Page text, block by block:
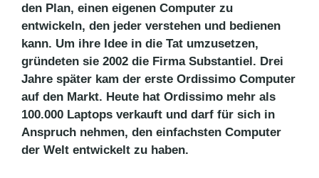
den Plan, einen eigenen Computer zu
entwickeln, den jeder verstehen und bedienen
kann. Um ihre Idee in die Tat umzusetzen,
gründeten sie 2002 die Firma Substantiel. Drei
Jahre später kam der erste Ordissimo Computer
auf den Markt. Heute hat Ordissimo mehr als
100.000 Laptops verkauft und darf für sich in
Anspruch nehmen, den einfachsten Computer
der Welt entwickelt zu haben.